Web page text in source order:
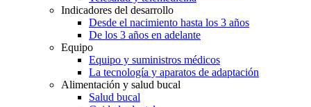
Indicadores del desarrollo
Desde el nacimiento hasta los 3 años
De los 3 años en adelante
Equipo
Equipo y suministros médicos
La tecnología y aparatos de adaptación
Alimentación y salud bucal
Salud bucal